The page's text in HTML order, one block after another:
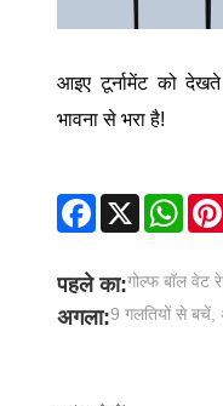
आइए टूर्नामेंट को
भावना से भरा है!
Facebook
X
पहले का:गोल्फ बॉल वेट
अगला:9 गलतियों से बचें,